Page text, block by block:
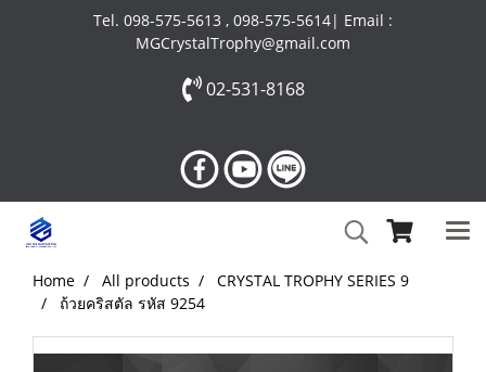
Tel. 098-575-5613 , 098-575-5614| Email :
MGCrystalTrophy@gmail.com
02-531-8168
Home All products
CRYSTAL TROPHY SERIES 9
ถ้วยคริสตัล รหัส 9254